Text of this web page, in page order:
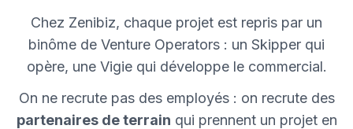
Chez Zenibiz, chaque projet est repris par un
binôme de Venture Operators : un Skipper qui
opère, une Vigie qui développe le commercial.
On ne recrute pas des employés : on recrute des
partenaires de terrain qui prennent un projet en